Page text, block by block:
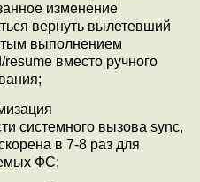
изменение
вернуть вылетевший
выполнением
вместо ручного
системного вызова sync,
в 7-8 раз для
ФС;